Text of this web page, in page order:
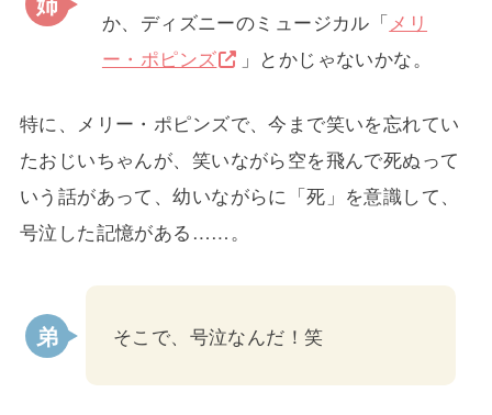
か、ディズニーのミュージカル「メリ
ー・ポピンズ
」とかじゃないかな。
特に、メリー・ポピンズで、今まで笑いを忘れてい
たおじいちゃんが、笑いながら空を飛んで死ぬって
いう話があって、幼いながらに「死」を意識して、
号泣した記憶がある……。
そこで、号泣なんだ！笑